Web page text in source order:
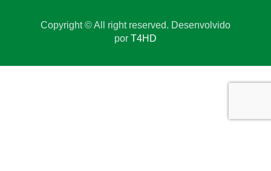
Copyright © All right reserved. Desenvolvido
por T4HD